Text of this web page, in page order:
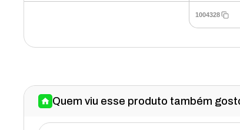
1004328
Quem viu esse produto também